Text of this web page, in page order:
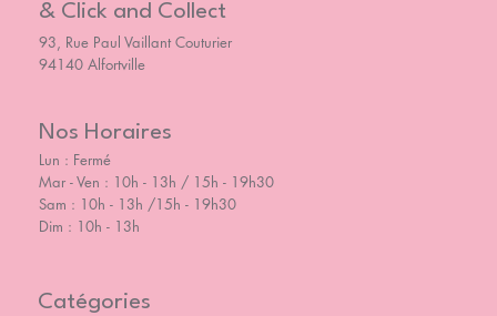
& Click and Collect
93, Rue Paul Vaillant Couturier
94140 Alfortville
Nos Horaires
Lun : Fermé
Mar - Ven : 10h - 13h / 15h - 19h30
Sam : 10h - 13h /15h - 19h30
Dim : 10h - 13h
Catégories